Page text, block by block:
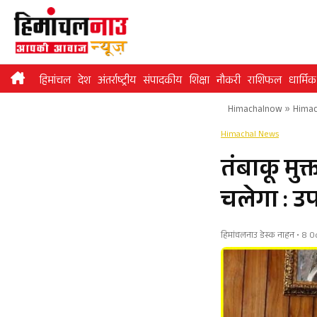
Skip
content
हिमांचल देश अंतर्राष्ट्रीय संपादकीय शिक्षा नौकरी राशिफल धार्मिक
Himachalnow»
Himachal News
तंबाकू
चलेगा :
हिमांचलनाउ डेस्क नाहन • 8